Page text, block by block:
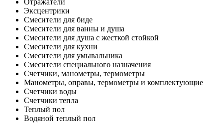
Отражатели
Эксцентрики
Смесители для биде
Смесители для ванны и душа
Смесители для душа с жесткой стойкой
Смесители для кухни
Смесители для умывальника
Смесители специального назначения
Счетчики, манометры, термометры
Манометры, оправы, термометры и комплектующие
Счетчики воды
Счетчики тепла
Теплый пол
Водяной теплый пол